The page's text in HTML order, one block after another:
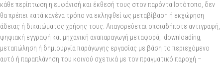
κάθε περίπτωση η εμφάνισή και έκθεσή τους στον παρόντα Ιστότοπο, δεν
θα πρέπει κατά κανένα τρόπο να εκληφθεί ως μεταβίβαση ή εκχώρηση
άδειας ή δικαιώματος χρήσης τους. Απαγορεύεται οποιαδήποτε αντιγραφή,
ψηφιακή εγγραφή και μηχανική αναπαραγωγή μεταφορά, downloading,
μεταπώληση ή δημιουργία παράγωγης εργασίας με βάση το περιεχόμενο
αυτό ή παραπλάνηση του κοινού σχετικά με τον πραγματικό παροχή –